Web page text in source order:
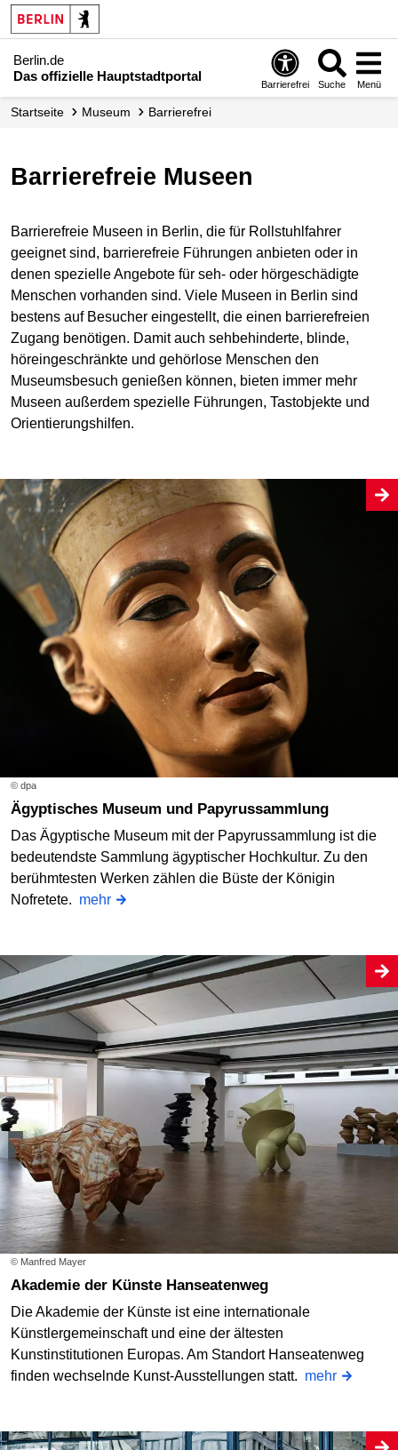
Berlin.de
Das offizielle Hauptstadtportal
Barrierefrei Suche Menü
Startseite Museum Barrierefrei
Barrierefreie Museen
Barrierefreie Museen in Berlin, die für Rollstuhlfahrer
geeignet sind, barrierefreie Führungen anbieten oder in
denen spezielle Angebote für seh- oder hörgeschädigte
Menschen vorhanden sind. Viele Museen in Berlin sind
bestens auf Besucher eingestellt, die einen barrierefreien
Zugang benötigen. Damit auch sehbehinderte, blinde,
höreingeschränkte und gehörlose Menschen den
Museumsbesuch genießen können, bieten immer mehr
Museen außerdem spezielle Führungen, Tastobjekte und
Orientierungshilfen.
© dpa
Ägyptisches Museum und Papyrussammlung
Das Ägyptische Museum mit der Papyrussammlung ist die
bedeutendste Sammlung ägyptischer Hochkultur. Zu den
berühmtesten Werken zählen die Büste der Königin
Nofretete. mehr
© Manfred Mayer
Akademie der Künste Hanseatenweg
Die Akademie der Künste ist eine internationale
Künstlergemeinschaft und eine der ältesten
Kunstinstitutionen Europas. Am Standort Hanseatenweg
finden wechselnde Kunst-Ausstellungen statt. mehr